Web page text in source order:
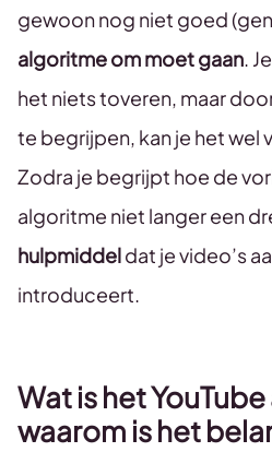
gewoon nog niet goed
algoritme om moet gaan.
het niets toveren, maar
te begrijpen, kan je het wel
Zodra je begrijpt hoe de
algoritme niet langer een
hulpmiddeldat je video’s
introduceert.
Wat is het
waarom is het